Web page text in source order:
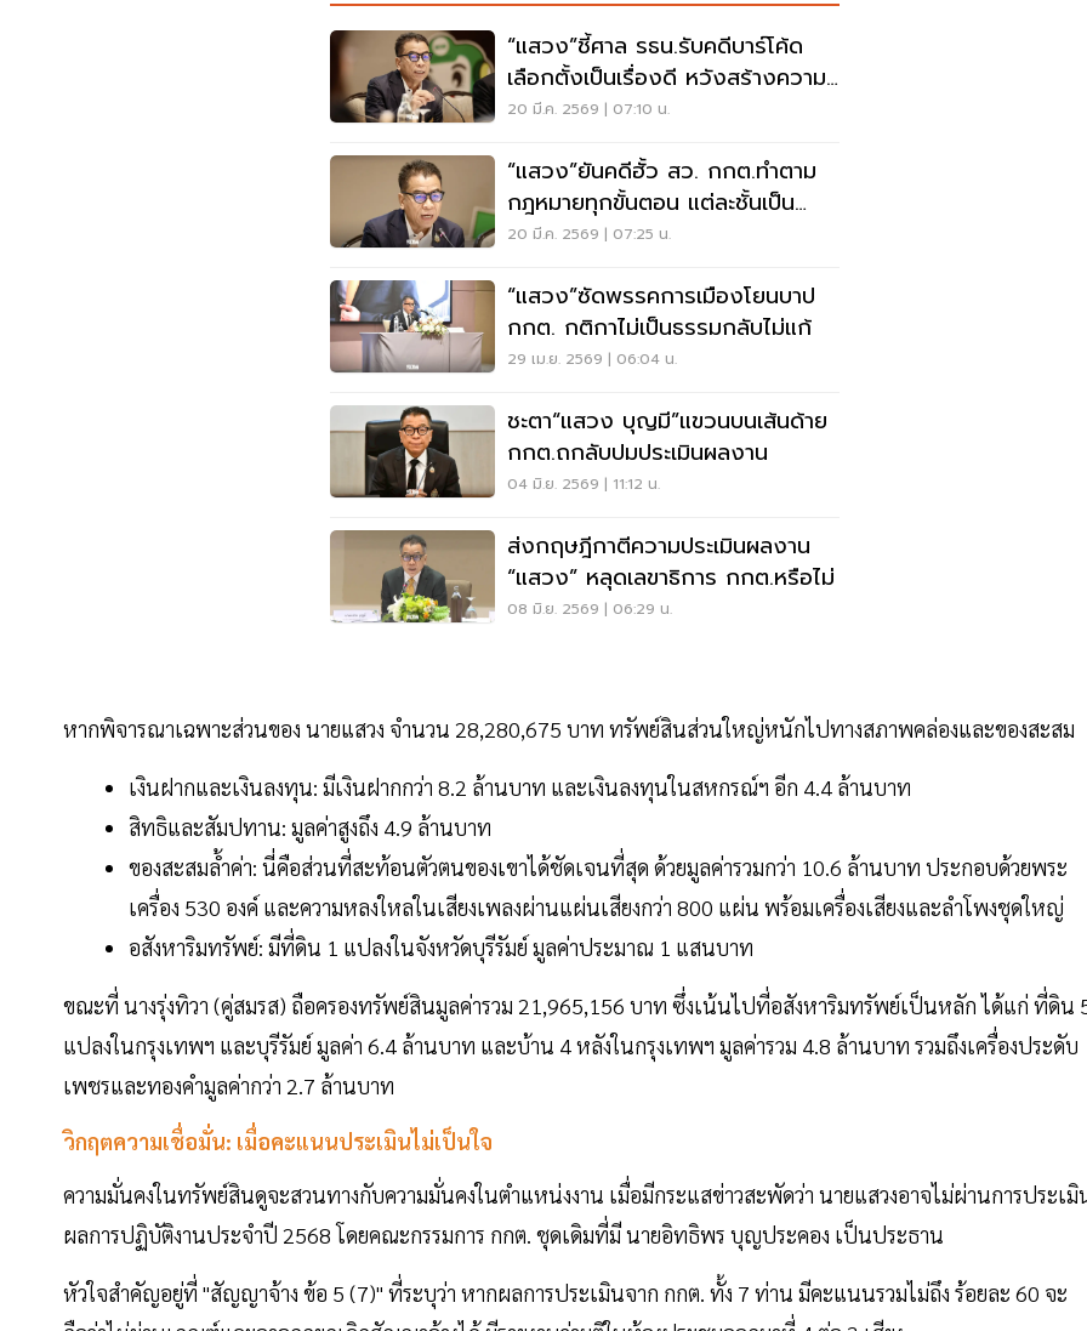
“แสวง”ชี้ศาล รธน.รับคดีบาร์โค้ด
เลือกตั้งเป็นเรื่องดี หวังสร้างความ
ชัดเจน
20 มี.ค. 2569 | 07:10 น.
“แสวง”ยันคดีฮั้ว สว. กกต.ทำตาม
กฎหมายทุกขั้นตอน แต่ละชั้นเป็น
อิสระ
20 มี.ค. 2569 | 07:25 น.
“แสวง”ซัดพรรคการเมืองโยนบาป
กกต. กติกาไม่เป็นธรรมกลับไม่แก้
29 เม.ย. 2569 | 06:04 น.
ชะตา“แสวง บุญมี”แขวนบนเส้นด้าย
กกต.ถกลับปมประเมินผลงาน
04 มิ.ย. 2569 | 11:12 น.
ส่งกฤษฎีกาตีความประเมินผลงาน
“แสวง” หลุดเลขาธิการ กกต.หรือไม่
08 มิ.ย. 2569 | 06:29 น.
หากพิจารณาเฉพาะส่วนของ นายแสวง จำนวน 28,280,675 บาท ทรัพย์สินส่วนใหญ่หนักไปทางสภาพคล่องและของสะสม
เงินฝากและเงินลงทุน: มีเงินฝากกว่า 8.2 ล้านบาท และเงินลงทุนในสหกรณ์ฯ อีก 4.4 ล้านบาท
สิทธิและสัมปทาน: มูลค่าสูงถึง 4.9 ล้านบาท
ของสะสมล้ำค่า: นี่คือส่วนที่สะท้อนตัวตนของเขาได้ชัดเจนที่สุด ด้วยมูลค่ารวมกว่า 10.6 ล้านบาท ประกอบด้วยพระ
เครื่อง 530 องค์ และความหลงใหลในเสียงเพลงผ่านแผ่นเสียงกว่า 800 แผ่น พร้อมเครื่องเสียงและลำโพงชุดใหญ่
อสังหาริมทรัพย์: มีที่ดิน 1 แปลงในจังหวัดบุรีรัมย์ มูลค่าประมาณ 1 แสนบาท
ขณะที่ นางรุ่งทิวา (คู่สมรส) ถือครองทรัพย์สินมูลค่ารวม 21,965,156 บาท ซึ่งเน้นไปที่อสังหาริมทรัพย์เป็นหลัก ได้แก่ ที่ดิน
แปลงในกรุงเทพฯ และบุรีรัมย์ มูลค่า 6.4 ล้านบาท และบ้าน 4 หลังในกรุงเทพฯ มูลค่ารวม 4.8 ล้านบาท รวมถึงเครื่องประดับ
เพชรและทองคำมูลค่ากว่า 2.7 ล้านบาท
วิกฤตความเชื่อมั่น: เมื่อคะแนนประเมินไม่เป็นใจ
ความมั่นคงในทรัพย์สินดูจะสวนทางกับความมั่นคงในตำแหน่งงาน เมื่อมีกระแสข่าวสะพัดว่า นายแสวงอาจไม่ผ่านการประเมิ
ผลการปฏิบัติงานประจำปี 2568 โดยคณะกรรมการ กกต. ชุดเดิมที่มี นายอิทธิพร บุญประคอง เป็นประธาน
หัวใจสำคัญอยู่ที่ "สัญญาจ้าง ข้อ 5 (7)" ที่ระบุว่า หากผลการประเมินจาก กกต. ทั้ง 7 ท่าน มีคะแนนรวมไม่ถึง ร้อยละ 60 จะ